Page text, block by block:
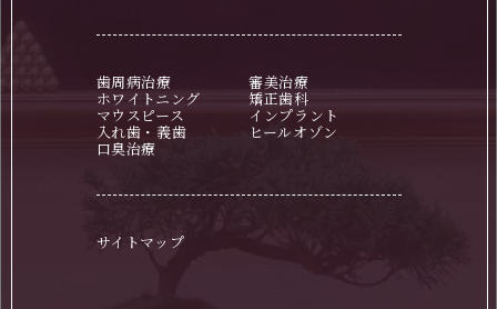
歯周病治療 審美治療
ホワイトニング 矯正歯科
マウスピース インプラント
入れ歯・義歯 ヒールオゾン
口臭治療
サイトマップ